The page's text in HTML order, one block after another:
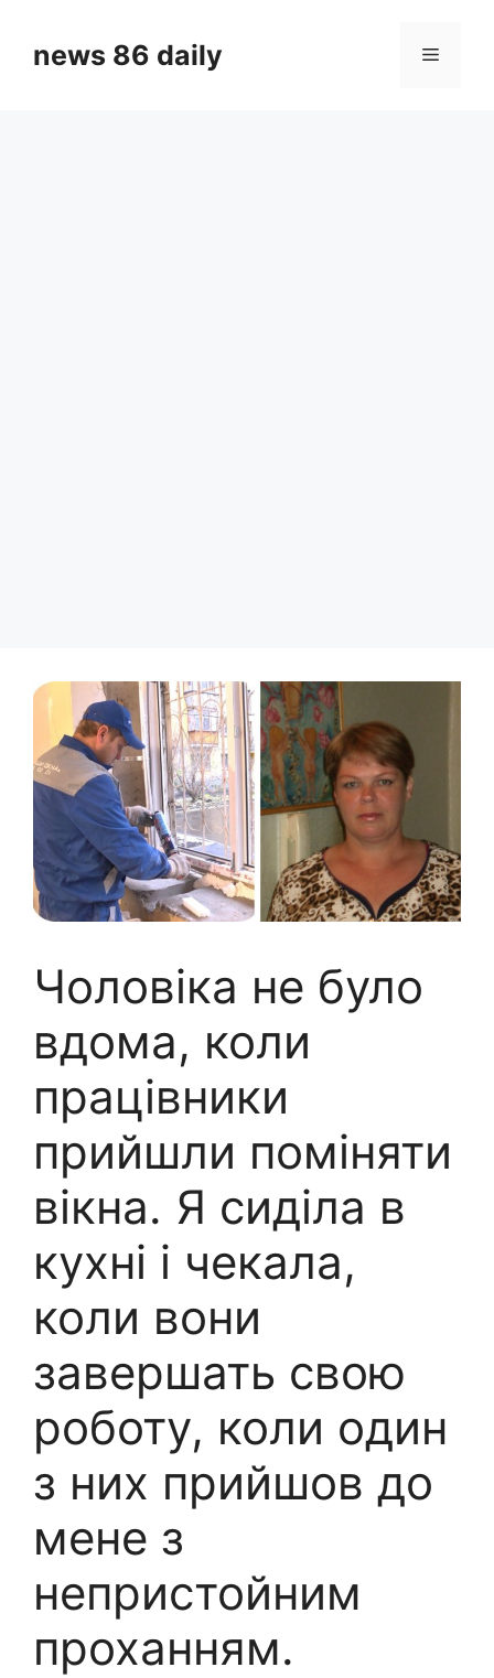
contentnews 86 daily Menu
Чоловіка не було
вдома, коли
працівники
прийшли поміняти
вікна. Я сиділа в
кухні і чекала,
коли вони
завершать свою
роботу, коли один
з них прийшов до
мене з
непристойним
проханням.